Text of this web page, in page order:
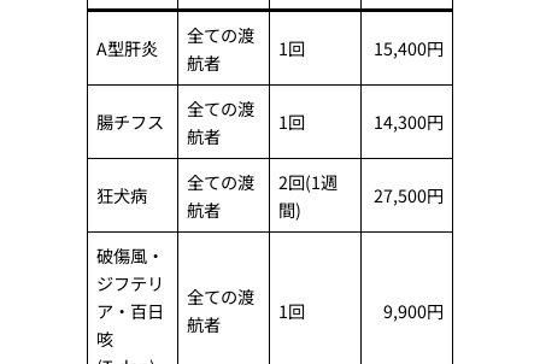
A型肝炎
全ての渡
航者
1回 15,400円
腸チフス
全ての渡
航者
1回 14,300円
狂犬病
全ての渡
航者
2回(1週
間)
27,500円
破傷風・
ジフテリ
ア・百日
咳
全ての渡
航者
1回 9,900円